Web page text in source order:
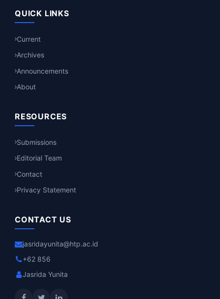
QUICK LINKS
Current
Archives
Announcements
About
RESOURCES
Submissions
Editorial Team
Contact
Privacy Statement
CONTACT US
jasridayunita@htp.ac.id
+62 856
Jasrida Yunita